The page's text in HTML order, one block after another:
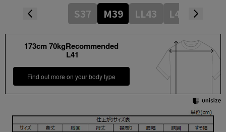
S37 M39 LL43 L41
173cm 70kgRecommended
L41
Find out more on your body type